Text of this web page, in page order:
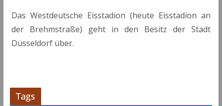
Das Westdeutsche Eisstadion (heute Eisstadion an
der Brehmstraße) geht in den Besitz der Stadt
Düsseldorf über.
Tags